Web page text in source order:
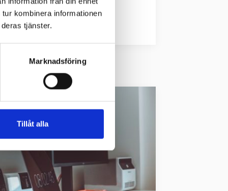
kombinera informationen
tjänster.
Marknadsföring
Tillåt alla